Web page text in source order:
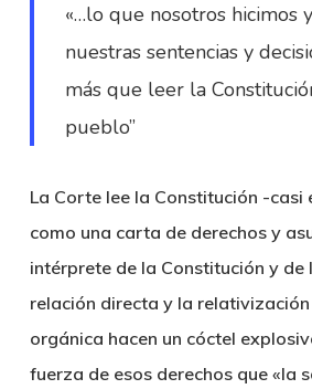
«…lo que nosotros hicimos
nuestras sentencias y
más que leer la
pueblo”
La Corte lee la Constitución -casi
como una carta de derechos y
intérprete de la Constitución y de
relación directa y la
orgánica hacen un cóctel
fuerza de esos derechos que «la